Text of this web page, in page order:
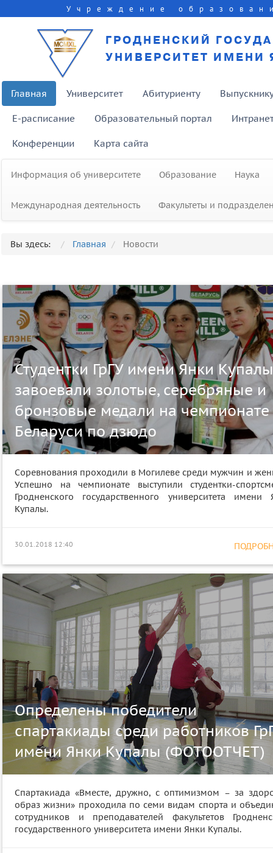
Учреждение
ГРОДНЕНСКИЙ
УНИВЕРСИТЕТ ИМЕНИ
Главная Университет Абитуриенту
E-расписание Образовательный портал
Конференции Карта сайта
Информация об университете Образование Наука
Международная деятельность Факультеты и
Вы здесь: Главная Новости
Студентки ГрГУ имени Янки Купалы
завоевали золотые, серебряные и
бронзовые медали на чемпионате
Беларуси по дзюдо
Соревнования проходили в Могилеве среди мужчин и
Успешно на чемпионате выступили студентки-
Гродненского государственного университета имени
Купалы.
30.01.2018 12:40
Определены победители
спартакиады среди работников
имени Янки Купалы (ФОТООТЧЕТ)
Спартакиада «Вместе, дружно, с оптимизмом – за
образ жизни» проходила по семи видам спорта и
сотрудников и преподавателей факультетов
государственного университета имени Янки Купалы.